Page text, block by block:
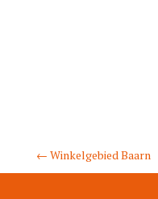
← Winkelgebied Baarn